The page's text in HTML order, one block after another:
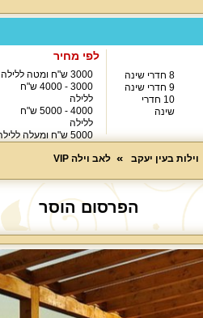
8 חדרי שינה
9 חדרי שינה
10 חדרי
שינה
לפי מחיר
3000 ש"ח ומטה ללילה
3000 - 4000 ש"ח
ללילה
4000 - 5000 ש"ח
ללילה
5000 ש"ח ומעלה ללילה
וילות בעין יעקב לאב וילה VIP
הפרסום הוסר